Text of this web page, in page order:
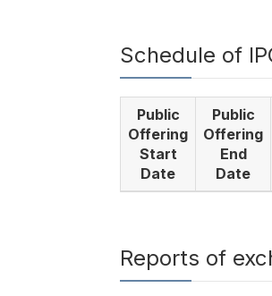
Schedule of
Public
Offering
Start
Date
Public
Offering
End
Date
Reports of